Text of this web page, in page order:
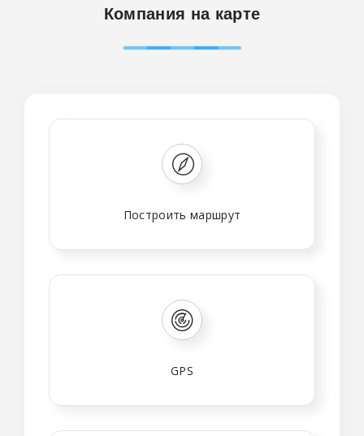
Компания на карте
Построить маршрут
GPS